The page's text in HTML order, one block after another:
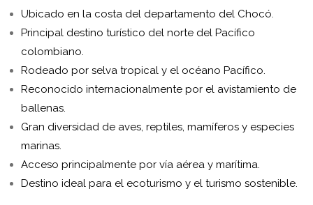
Ubicado en la costa del departamento del Chocó.
Principal destino turístico del norte del Pacífico
colombiano.
Rodeado por selva tropical y el océano Pacífico.
Reconocido internacionalmente por el avistamiento de
ballenas.
Gran diversidad de aves, reptiles, mamíferos y especies
marinas.
Acceso principalmente por vía aérea y marítima.
Destino ideal para el ecoturismo y el turismo sostenible.